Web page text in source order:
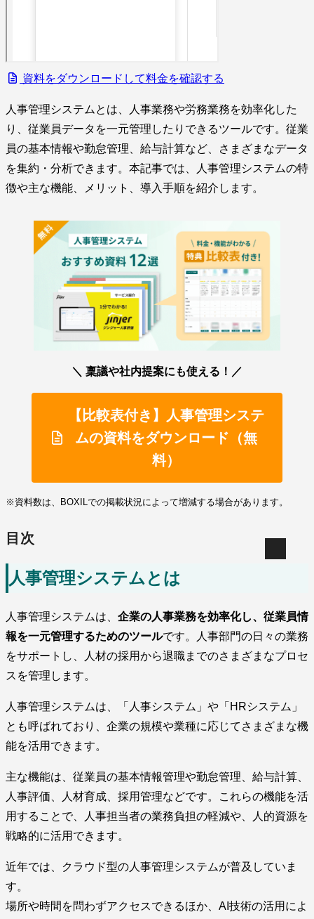
資料をダウンロードして料金を確認する
人事管理システムとは、人事業務や労務業務を効率化した
り、従業員データを一元管理したりできるツールです。従業
員の基本情報や勤怠管理、給与計算など、さまざまなデータ
を集約・分析できます。本記事では、人事管理システムの特
徴や主な機能、メリット、導入手順を紹介します。
＼ 稟議や社内提案にも使える！／
【比較表付き】人事管理システ
ムの資料をダウンロード（無
料）
※資料数は、BOXILでの掲載状況によって増減する場合があります。
目次
人事管理システムとは
人事管理システムは、 企業の人事業務を効率化し、従業員情
報を一元管理するためのツールです。人事部門の日々の業務
をサポートし、人材の採用から退職までのさまざまなプロセ
スを管理します。
人事管理システムは、「人事システム」や「HRシステム」
とも呼ばれており、企業の規模や業種に応じてさまざまな機
能を活用できます。
主な機能は、従業員の基本情報管理や勤怠管理、給与計算、
人事評価、人材育成、採用管理などです。これらの機能を活
用することで、人事担当者の業務負担の軽減や、人的資源を
戦略的に活用できます。
近年では、クラウド型の人事管理システムが普及していま
す。
場所や時間を問わずアクセスできるほか、AI技術の活用によ